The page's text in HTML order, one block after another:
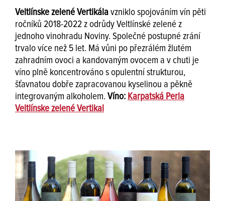
Veltlínske zelené Vertikála vzniklo spojováním vín pěti
ročníků 2018-2022 z odrůdy Veltlínské zelené z
jednoho vinohradu Noviny. Společné postupné zrání
trvalo více než 5 let. Má vůni po přezrálém žlutém
zahradním ovoci a kandovaným ovocem a v chuti je
víno plně koncentrováno s opulentní strukturou,
šťavnatou dobře zapracovanou kyselinou a pěkně
integrovaným alkoholem. Víno: Karpatská Perla
Veltlínske zelené Vertikal